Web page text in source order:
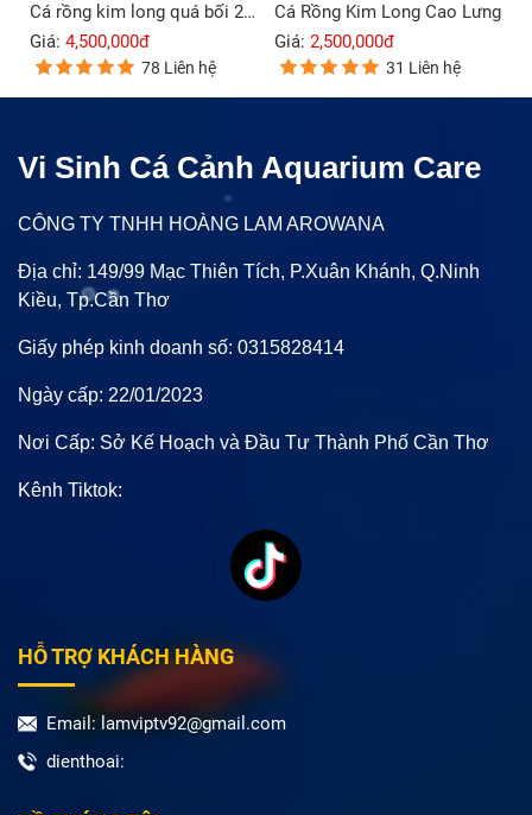
Cá rồng kim long quá bối 24K9999
Giá: 4,500,000đ
78 Liên hệ
Cá Rồng Kim Long Cao Lưng
Giá: 2,500,000đ
31 Liên hệ
Vi Sinh Cá Cảnh Aquarium Care
CÔNG TY TNHH HOÀNG LAM AROWANA
Địa chỉ: 149/99 Mạc Thiên Tích, P.Xuân Khánh, Q.Ninh
Kiều, Tp.Cần Thơ
Giấy phép kinh doanh số: 0315828414
Ngày cấp: 22/01/2023
Nơi Cấp: Sở Kế Hoạch và Đầu Tư Thành Phố Cần Thơ
Kênh Tiktok:
HỖ TRỢ KHÁCH HÀNG
Email: lamviptv92@gmail.com
dienthoai: